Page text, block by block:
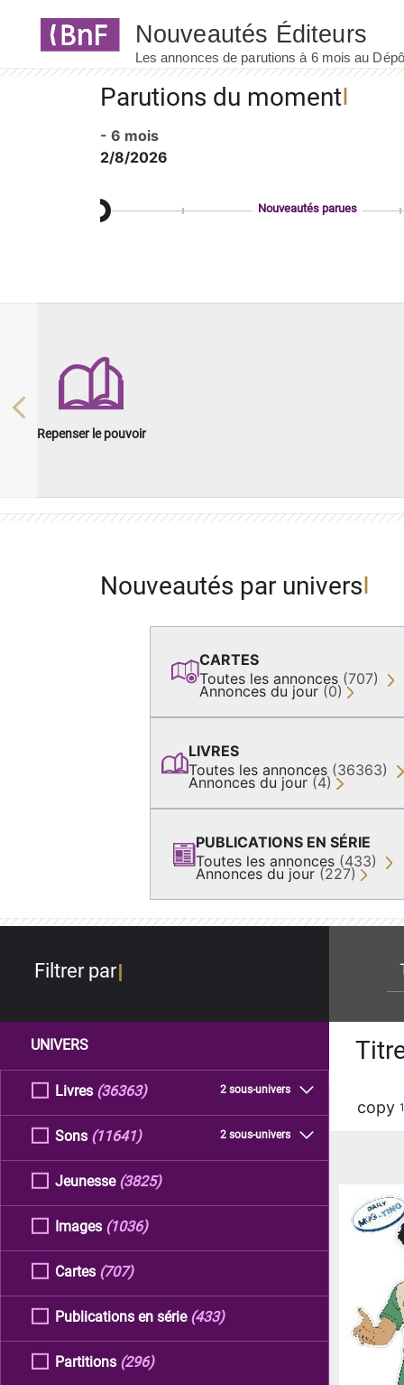
Parutions du moment
- 6 mois
2/8/2026
Nouveautés parues
Repenser le pouvoir
Previous
Nouveautés par univers
CARTES
Toutes les annonces (707)
Annonces du jour (0)
LIVRES
Toutes les annonces (36363)
Annonces du jour (4)
PUBLICATIONS EN SÉRIE
Toutes les annonces (433)
Annonces du jour (227)
Filtrer par
UNIVERS
Livres 2 sous-univers
(36363)
Sons 2 sous-univers
(11641)
Jeunesse (3825)
Images (1036)
Cartes (707)
Publications en série (433)
Partitions (296)
copy